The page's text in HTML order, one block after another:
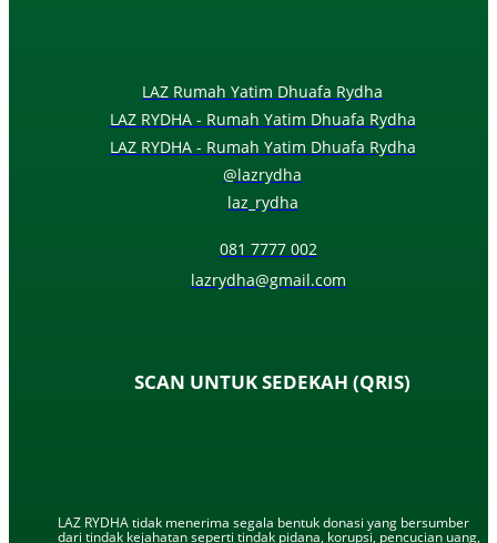
LAZ Rumah Yatim Dhuafa Rydha
LAZ RYDHA - Rumah Yatim Dhuafa Rydha
LAZ RYDHA - Rumah Yatim Dhuafa Rydha
@lazrydha
laz_rydha
081 7777 002
lazrydha@gmail.com
SCAN UNTUK SEDEKAH (QRIS)
LAZ RYDHA tidak menerima segala bentuk donasi yang bersumber
dari tindak kejahatan seperti tindak pidana, korupsi, pencucian uang,